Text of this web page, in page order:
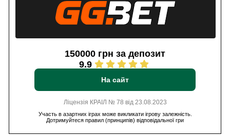
150000 грн за депозит
9.9
На сайт
Ліцензія КРАІЛ № 78 від 23.08.2023
Участь в азартних іграх може викликати ігрову залежність.
Дотримуйтеся правил (принципів) відповідальної гри